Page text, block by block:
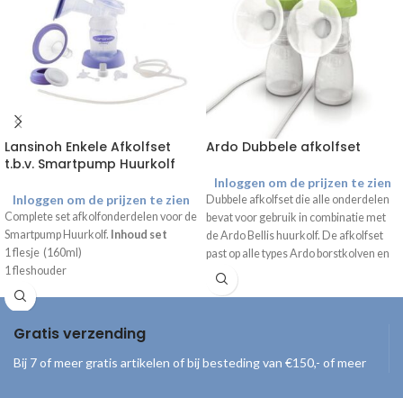
Lansinoh Enkele Afkolfset
t.b.v. Smartpump Huurkolf
Inloggen om de prijzen te zien
Complete set afkolfonderdelen voor de
Smartpump Huurkolf. Inhoud set
1 flesje (160ml)
1 fleshouder
1 borstschild 25 mm
1 borstschild 30,5 mm
1 borstschild koppelstuk (inclusief
membraan en membraanafdekking)
2 ventielen
Ardo Dubbele afkolfset
Inloggen om de prijzen te zien
Dubbele afkolfset die alle onderdelen
bevat voor gebruik in combinatie met
de Ardo Bellis huurkolf. De afkolfset
past op alle types Ardo borstkolven en
kan dus ook na de huurperiode nog
gebruikt worden. Standaard bevat de
Gratis verzending
Bij 7 of meer gratis artikelen of bij besteding van €150,- of meer